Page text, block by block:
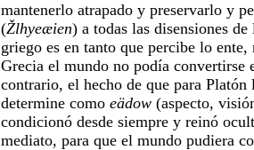
mantenerlo atrapado y preservarlo y
(Žlhyeæien) a todas las disensiones
griego es en tanto que percibe lo
Grecia el mundo no podía convertirse
contrario, el hecho de que para Platón
determine como eädow (aspecto,
condicionó desde siempre y reinó
mediato, para que el mundo pudiera